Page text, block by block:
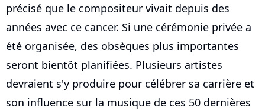
précisé que le compositeur vivait depuis des
années avec ce cancer. Si une cérémonie privée a
été organisée, des obsèques plus importantes
seront bientôt planifiées. Plusieurs artistes
devraient s'y produire pour célébrer sa carrière et
son influence sur la musique de ces 50 dernières